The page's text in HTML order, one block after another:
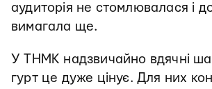
аудиторія не стомлювалася і
вимагала ще.
У ТНМК надзвичайно вдячні
гурт це дуже цінує. Для них